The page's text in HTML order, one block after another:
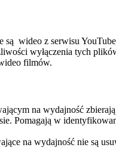
są wideo z serwisu
wyłączenia tych
filmów.
na wydajność
Pomagają w
na wydajność nie są